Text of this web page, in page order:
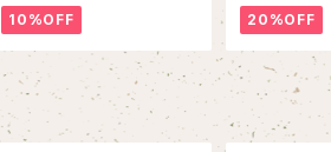
10%OFF 20%OFF